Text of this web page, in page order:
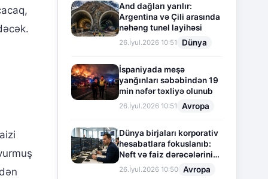
And dağları yarılır:
Argentina və Çili arasında
nəhəng tunel layihəsi
26.İyul.2026 10:51 Dünya
İspaniyada meşə
yanğınları səbəbindən 19
min nəfər təxliyə olunub
26.İyul.2026 10:51 Avropa
Dünya birjaları korporativ
hesabatlara fokuslanıb:
Neft və faiz dərəcələrinin
təsiri altında cari vəziyyət
26.İyul.2026 10:50 Avropa